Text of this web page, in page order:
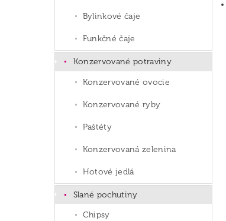
Bylinkové čaje
Funkčné čaje
Konzervované potraviny
Konzervované ovocie
Konzervované ryby
Paštéty
Konzervovaná zelenina
Hotové jedlá
Slané pochutiny
Chipsy